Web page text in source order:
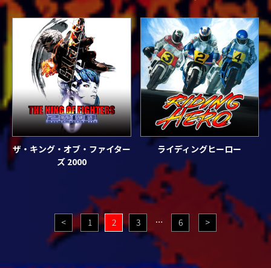
ザ・キング・オブ・ファイター
ズ 2000
ライディングヒーロー
< 1 2 3 … 6 >